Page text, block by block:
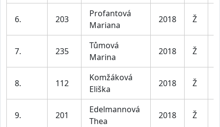
6. 203
Profantová
Mariana
2018 Ž
7. 235
Tůmová
Marina
2018 Ž
8. 112
Komžáková
Eliška
2018 Ž
9. 201
Edelmannová
Thea
2018 Ž